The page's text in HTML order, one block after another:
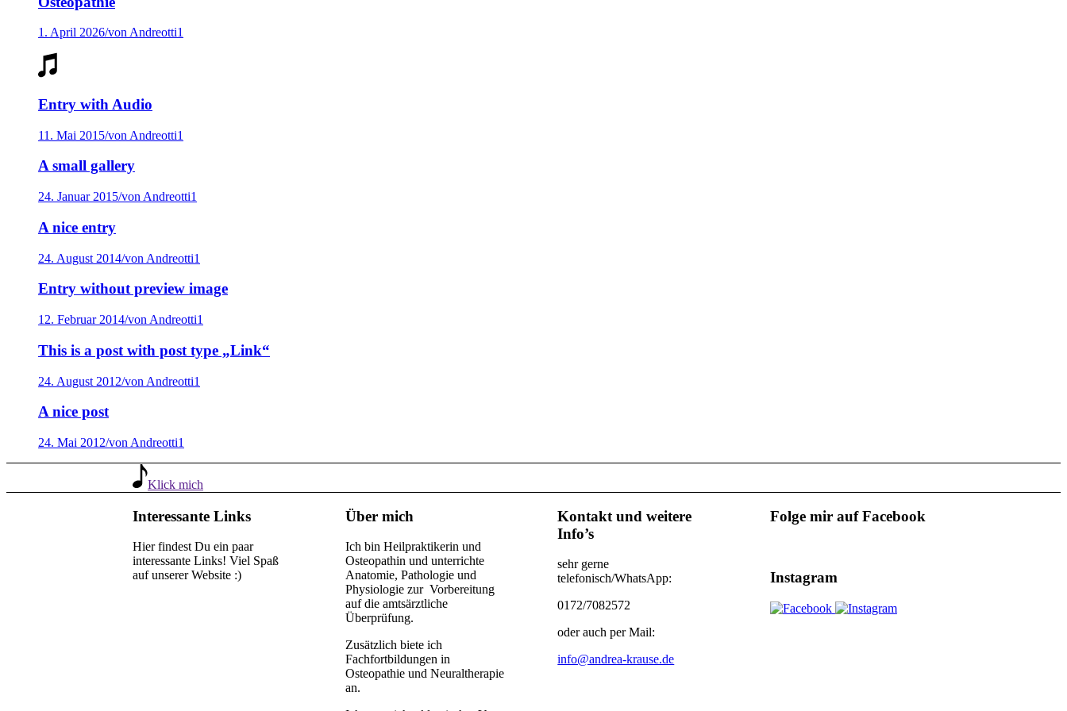
1. April 2026/von Andreotti1
Entry with Audio
11. Mai 2015/von Andreotti1
A small gallery
24. Januar 2015/von Andreotti1
A nice entry
24. August 2014/von Andreotti1
Entry without preview image
12. Februar 2014/von Andreotti1
This is a post with post type „Link“
24. August 2012/von Andreotti1
A nice post
24. Mai 2012/von Andreotti1
Klick mich
Interessante Links
Hier findest Du ein paar
interessante Links! Viel Spaß
auf unserer Website :)
Über mich
Ich bin Heilpraktikerin und
Osteopathin und unterrichte
Anatomie, Pathologie und
Physiologie zur Vorbereitung
auf die amtsärztliche
Überprüfung.
Zusätzlich biete ich
Fachfortbildungen in
Osteopathie und Neuraltherapie
an.
Kontakt und weitere
Info’s
sehr gerne
telefonisch/WhatsApp:
0172/7082572
oder auch per Mail:
info@andrea-krause.de
Folge mir auf Facebook
Instagram